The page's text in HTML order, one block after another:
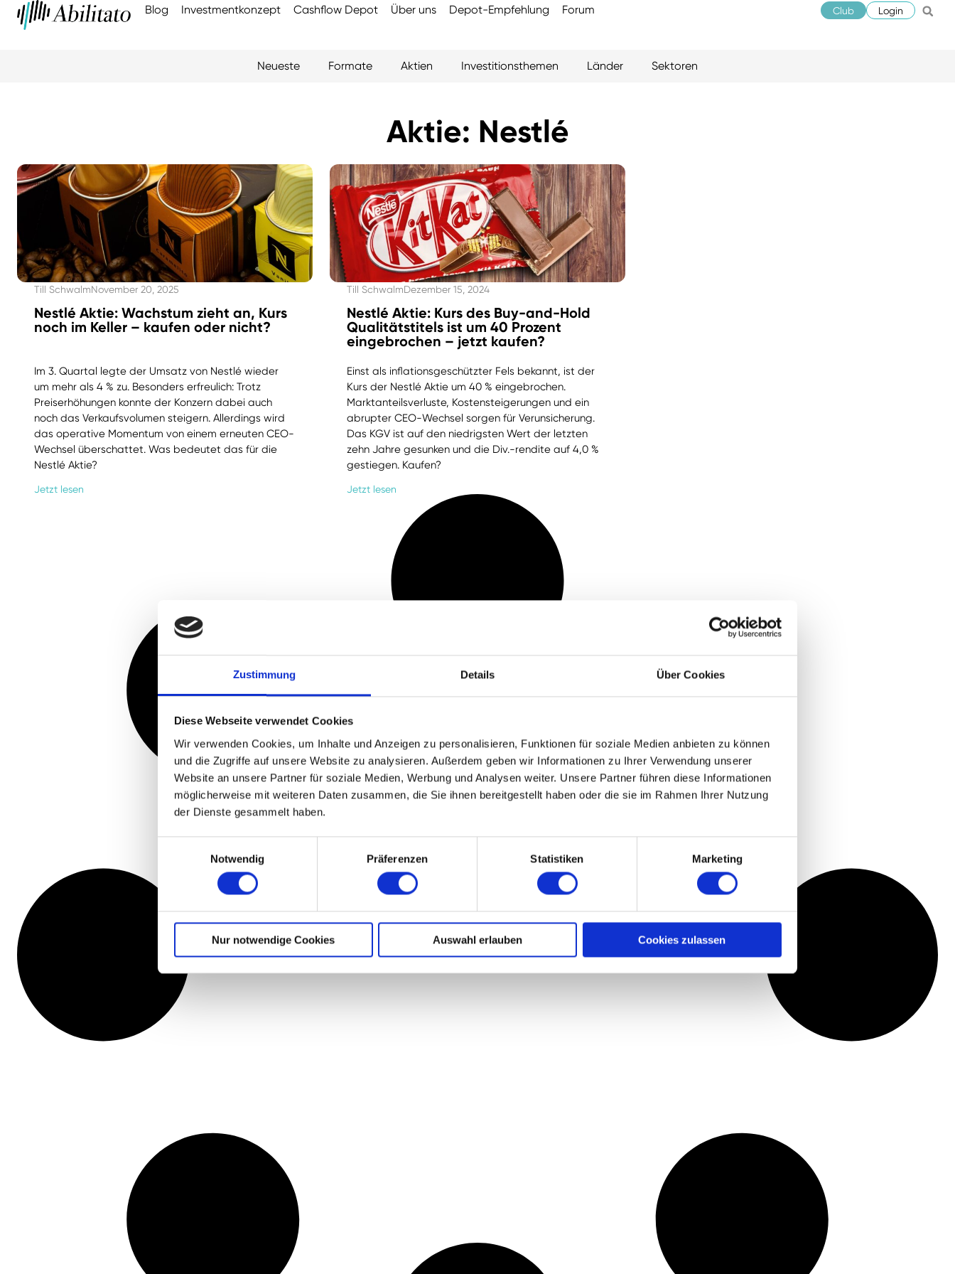
Zustimmung Details Über Cookies
Diese Webseite verwendet Cookies
Wir verwenden Cookies, um Inhalte und Anzeigen zu personalisieren, Funktionen für soziale Medien anbieten zu können
und die Zugriffe auf unsere Website zu analysieren. Außerdem geben wir Informationen zu Ihrer Verwendung unserer
Website an unsere Partner für soziale Medien, Werbung und Analysen weiter. Unsere Partner führen diese Informationen
möglicherweise mit weiteren Daten zusammen, die Sie ihnen bereitgestellt haben oder die sie im Rahmen Ihrer Nutzung
der Dienste gesammelt haben.
Notwendig
Präferenzen Statistiken Marketing
Nur notwendige Cookies Auswahl erlauben Cookies zulassen
Blog Investmentkonzept Cashflow Depot Über uns Depot-Empfehlung Forum Club Login
Neueste Formate Aktien Investitionsthemen Länder Sektoren
Aktie: Nestlé
Till SchwalmNovember 20, 2025
Nestlé Aktie: Wachstum zieht an, Kurs
noch im Keller – kaufen oder nicht?
Im 3. Quartal legte der Umsatz von Nestlé wieder
um mehr als 4 % zu. Besonders erfreulich: Trotz
Preiserhöhungen konnte der Konzern dabei auch
noch das Verkaufsvolumen steigern. Allerdings wird
das operative Momentum von einem erneuten CEO-
Wechsel überschattet. Was bedeutet das für die
Nestlé Aktie?
Jetzt lesen
Till SchwalmDezember 15, 2024
Nestlé Aktie: Kurs des Buy-and-Hold
Qualitätstitels ist um 40 Prozent
eingebrochen – jetzt kaufen?
Einst als inflationsgeschützter Fels bekannt, ist der
Kurs der Nestlé Aktie um 40 % eingebrochen.
Marktanteilsverluste, Kostensteigerungen und ein
abrupter CEO-Wechsel sorgen für Verunsicherung.
Das KGV ist auf den niedrigsten Wert der letzten
zehn Jahre gesunken und die Div.-rendite auf 4,0 %
gestiegen. Kaufen?
Jetzt lesen